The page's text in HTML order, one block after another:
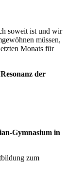
soweit ist und wir
müssen,
Monats für
der
Gymnasium in
zum